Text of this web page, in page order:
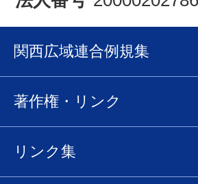
関西広域連合例規集
著作権・リンク
リンク集